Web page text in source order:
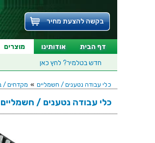
בקשה להצעת מחיר
דף הבית אודותינו מוצרים
חדש בטלמיר? לחץ כאן
כלי עבודה נטענים / חשמליים » מקדחים /
כלי עבודה נטענים /